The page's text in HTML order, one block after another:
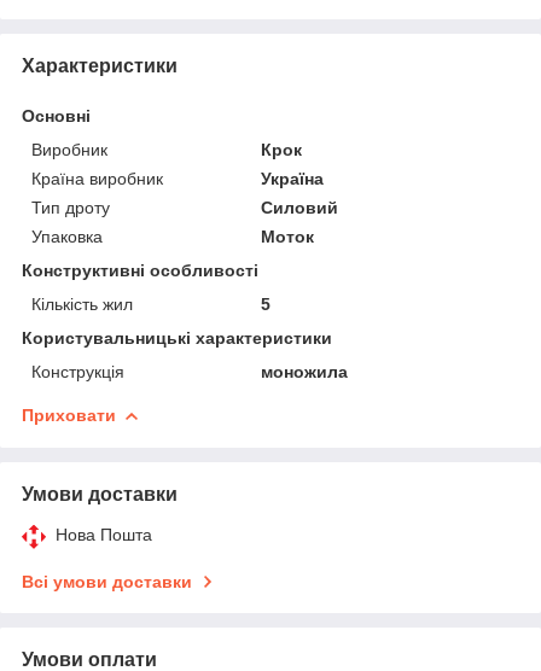
Характеристики
Основні
Виробник
Крок
Країна виробник
Україна
Тип дроту
Силовий
Упаковка
Моток
Конструктивні особливості
Кількість жил
5
Користувальницькі характеристики
Конструкція
моножила
Приховати
Умови доставки
Нова Пошта
Всі умови доставки
Умови оплати